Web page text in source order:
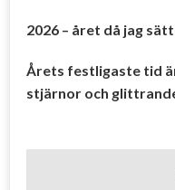
2026 – året då jag
Årets festligaste tid
stjärnor och